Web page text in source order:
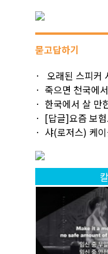
묻고답하기
오래된 스피커
죽으면 천국에
한국에서 살 만
[답글]요즘 보
샤(로저스) 케